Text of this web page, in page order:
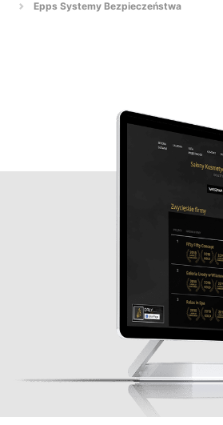
Epps Systemy Bezpieczeństwa